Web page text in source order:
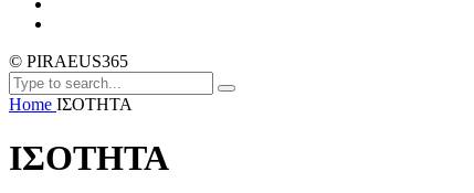
© PIRAEUS365
Home ΙΣΟΤΗΤΑ
ΙΣΟΤΗΤΑ